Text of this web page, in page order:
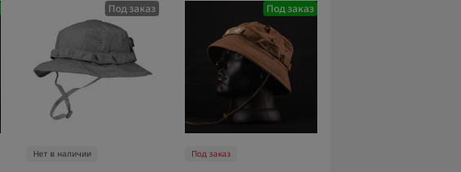
Под заказ
Нет в наличии
Под заказ
Под заказ